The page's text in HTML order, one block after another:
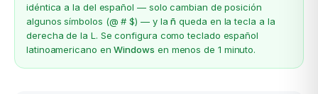
idéntica a la del español — solo cambian de posición
algunos símbolos (@ # $) — y lañ queda en la tecla a la
derecha de la L. Se configura como teclado español
latinoamericano enWindows en menos de 1 minuto.